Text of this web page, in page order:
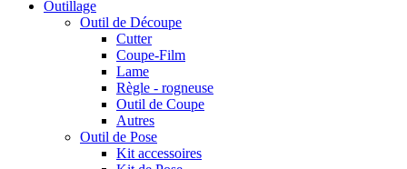
Outillage
Outil de Découpe
Cutter
Coupe-Film
Lame
Règle - rogneuse
Outil de Coupe
Autres
Outil de Pose
Kit accessoires